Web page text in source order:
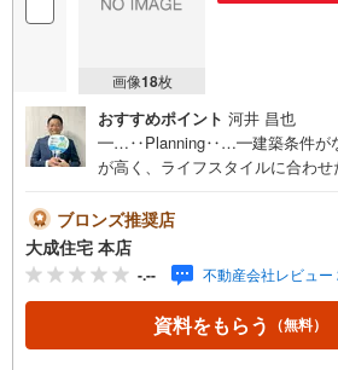
画像18枚
おすすめポイント 河井 昌也
━…‥Planning‥…━建築条件がな
が高く、ライフスタイルに合わ
を進めたい』そんな方にぴったり
す。ご希望に合わせた建築プラン
━…‥Design‥…━自由設計が可能
当社住宅仕様「COCOYUNO」に
っております！敷地やライフス
をベースに耐震等級3取得・制
ブロンズ推奨店
大成住宅 本店
-.-- 不動産会社レビュー
資料をもらう （無料）